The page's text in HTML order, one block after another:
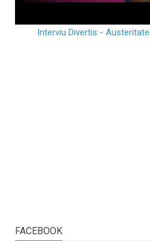
Interviu Divertis -
FACEBOOK